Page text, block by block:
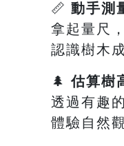
📏 動手測
拿起量尺
認識樹木
🌲估算樹
透過有趣
體驗自然